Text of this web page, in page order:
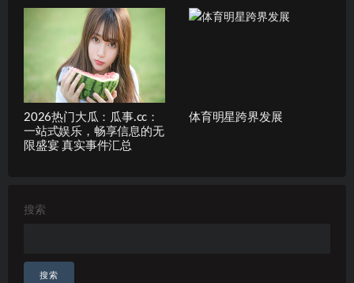
2026热门大瓜：瓜事.cc：
一站式娱乐，畅享信息的无
限盛宴 真实事件汇总
体育明星跨界发展
搜索
搜索